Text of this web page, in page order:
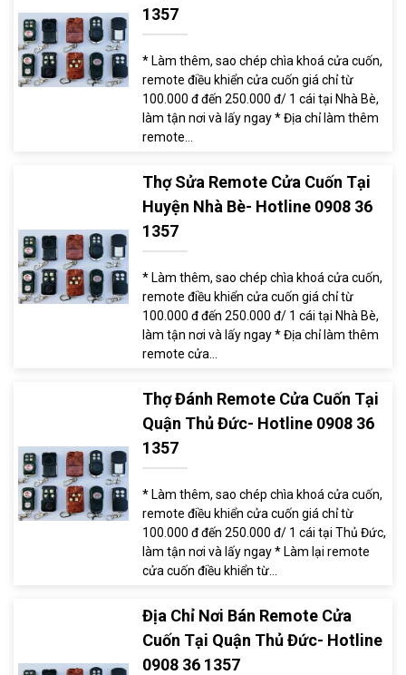
1357
* Làm thêm, sao chép chìa khoá cửa cuốn,
remote điều khiển cửa cuốn giá chỉ từ
100.000 đ đến 250.000 đ/ 1 cái tại Nhà Bè,
làm tận nơi và lấy ngay * Địa chỉ làm thêm
remote...
Thợ Sửa Remote Cửa Cuốn Tại
Huyện Nhà Bè- Hotline 0908 36
1357
* Làm thêm, sao chép chìa khoá cửa cuốn,
remote điều khiển cửa cuốn giá chỉ từ
100.000 đ đến 250.000 đ/ 1 cái tại Nhà Bè,
làm tận nơi và lấy ngay * Địa chỉ làm thêm
remote cửa...
Thợ Đánh Remote Cửa Cuốn Tại
Quận Thủ Đức- Hotline 0908 36
1357
* Làm thêm, sao chép chìa khoá cửa cuốn,
remote điều khiển cửa cuốn giá chỉ từ
100.000 đ đến 250.000 đ/ 1 cái tại Thủ Đức,
làm tận nơi và lấy ngay * Làm lại remote
cửa cuốn điều khiển từ...
Địa Chỉ Nơi Bán Remote Cửa
Cuốn Tại Quận Thủ Đức- Hotline
0908 36 1357